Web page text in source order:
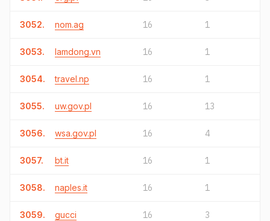
3052. nom.ag 16 1
3053. lamdong.vn 16 1
3054. travel.np 16 1
3055. uw.gov.pl 16 13
3056. wsa.gov.pl 16 4
3057. bt.it 16 1
3058. naples.it 16 1
3059. gucci 16 3